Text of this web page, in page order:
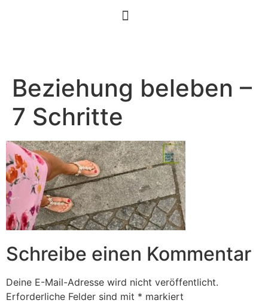
Beziehung beleben –
7 Schritte
Schreibe einen Kommentar
Deine E-Mail-Adresse wird nicht veröffentlicht.
Erforderliche Felder sind mit * markiert